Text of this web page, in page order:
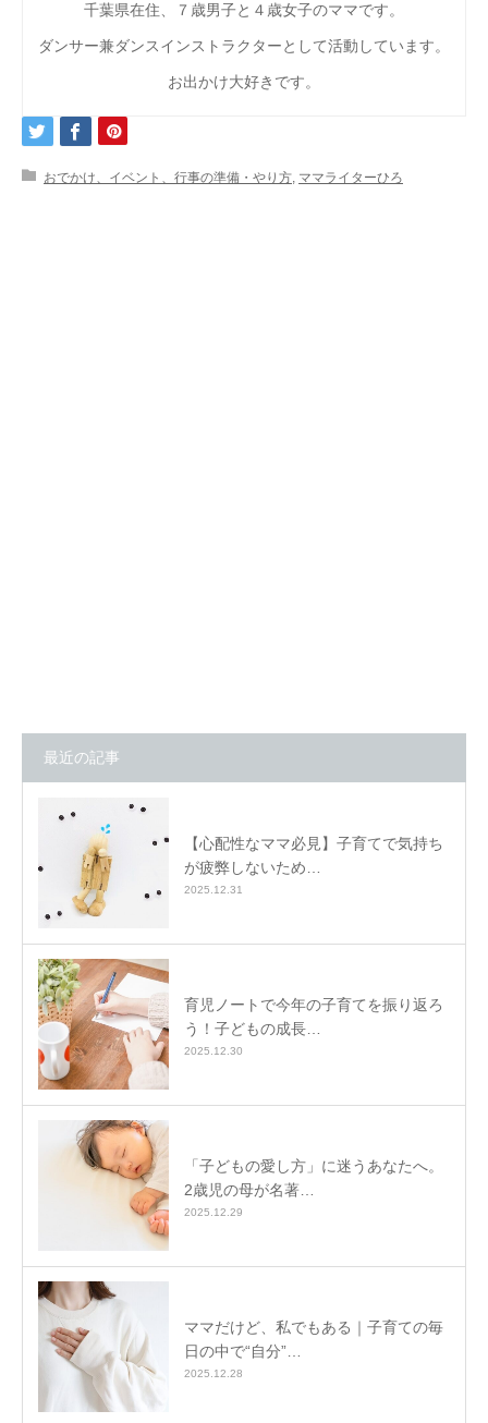
千葉県在住、７歳男子と４歳女子のママです。
ダンサー兼ダンスインストラクターとして活動しています。
お出かけ大好きです。
おでかけ、イベント、行事の準備・やり方, ママライターひろ
最近の記事
【心配性なママ必見】子育てで気持ち
が疲弊しないため…
2025.12.31
育児ノートで今年の子育てを振り返ろ
う！子どもの成長…
2025.12.30
「子どもの愛し方」に迷うあなたへ。
2歳児の母が名著…
2025.12.29
ママだけど、私でもある｜子育ての毎
日の中で“自分”…
2025.12.28